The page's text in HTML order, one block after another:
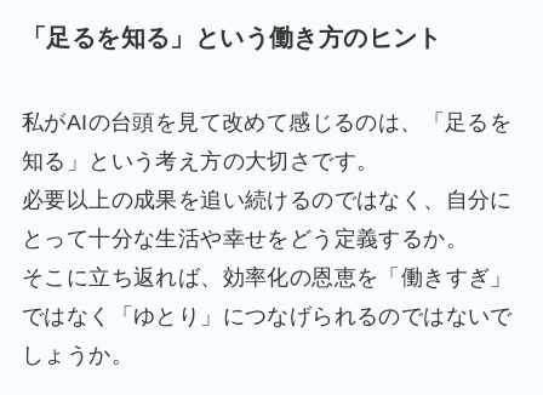
「足るを知る」という働き方のヒント
私がAIの台頭を見て改めて感じるのは、「足るを
知る」という考え方の大切さです。
必要以上の成果を追い続けるのではなく、自分に
とって十分な生活や幸せをどう定義するか。
そこに立ち返れば、効率化の恩恵を「働きすぎ」
ではなく「ゆとり」につなげられるのではないで
しょうか。